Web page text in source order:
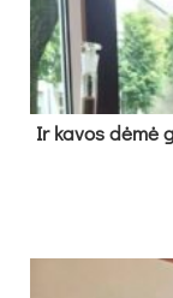
Ir ka­vos dė­mė